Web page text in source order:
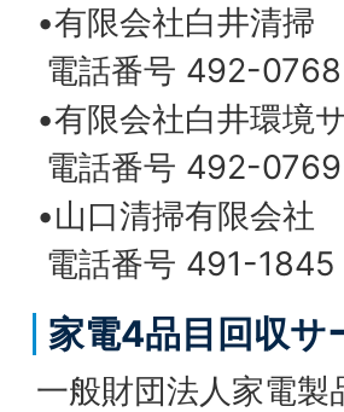
•有限会社白井清掃
電話番号 492-0768
•有限会社白井環境
電話番号 492-0769
•山口清掃有限会社
電話番号 491-1845
家電4品目回収サ
一般財団法人家電